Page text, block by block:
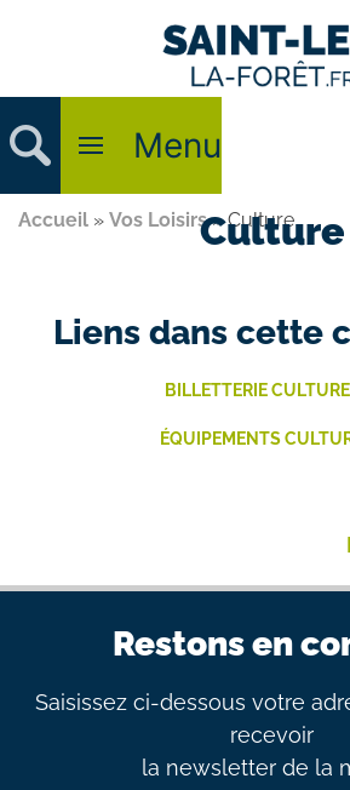
Menu
Accueil » Vos Loisirs»Culture
Culture
Liens dans cette
BILLETTERIE
ÉQUIPEMENTS
Restons en
Saisissez ci-dessous votre
recevoir
la newsletter de la